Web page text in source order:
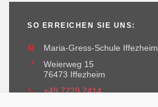
SO ERREICHEN SIE UNS:
🏫
Maria-Gress-Schule Iffezheim
📍
Weierweg 15
76473 Iffezheim
📞
+49 7229 2414